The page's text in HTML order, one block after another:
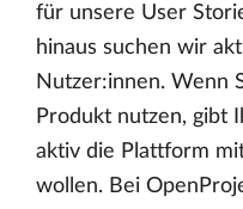
für unsere User
hinaus suchen wir
Nutzer:innen. Wenn
Produkt nutzen, gibt
aktiv die Plattform
wollen. Bei